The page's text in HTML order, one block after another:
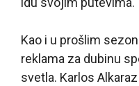
Kao i u prošlim
reklama za dubinu
svetla. Karlos